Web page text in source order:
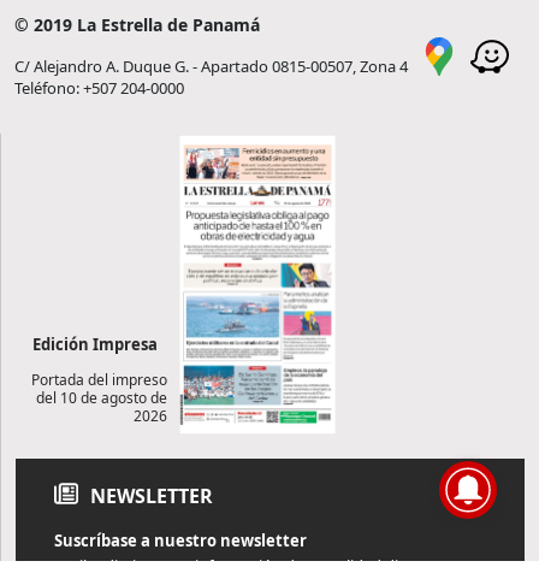
© 2019 La Estrella de Panamá
C/ Alejandro A. Duque G. - Apartado 0815-00507, Zona 4
Teléfono: +507 204-0000
Edición Impresa
Portada del impreso
del 10 de agosto de
2026
NEWSLETTER
Suscríbase a nuestro newsletter
Reciba diariamente información de actualidad directamente en